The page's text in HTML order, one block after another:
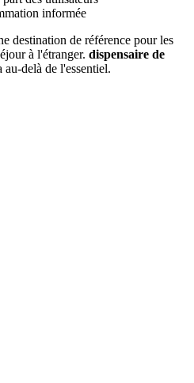
informée
destination de référence pour les
à l'étranger. dispensaire de
au-delà de l'essentiel.